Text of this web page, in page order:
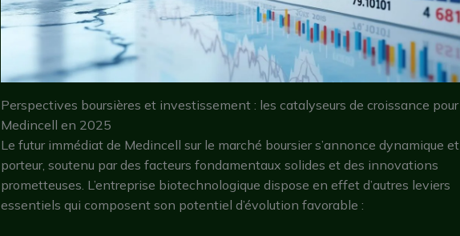
Perspectives boursières et investissement : les catalyseurs de croissance pour
Medincell en 2025
Le futur immédiat de Medincell sur le marché boursier s’annonce dynamique et
porteur, soutenu par des facteurs fondamentaux solides et des innovations
prometteuses. L’entreprise biotechnologique dispose en effet d’autres leviers
essentiels qui composent son potentiel d’évolution favorable :